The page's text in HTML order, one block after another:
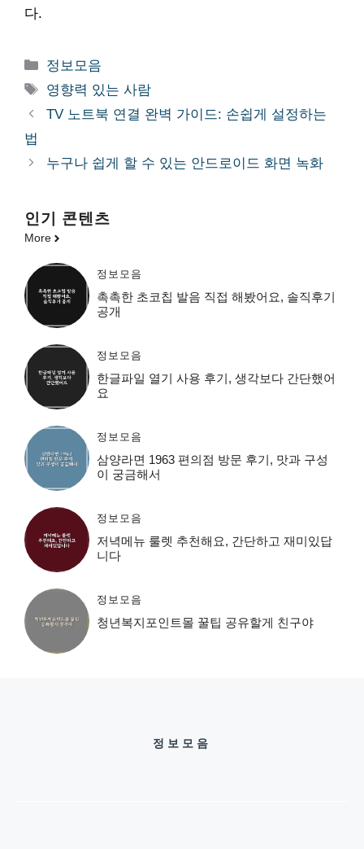
다.
카
테
리
정보모음
태
그
영향력 있는 사람
TV 노트북 연결 완벽 가이드: 손쉽게 설정하는
법
누구나 쉽게 할 수 있는 안드로이드 화면 녹화
인기 콘텐츠
More
정보모음
촉촉한 초코칩 발음 직접 해봤어요, 솔직후기
공개
정보모음
한글파일 열기 사용 후기, 생각보다 간단했어
요
정보모음
삼양라면 1963 편의점 방문 후기, 맛과 구성
이 궁금해서
정보모음
저녁메뉴 룰렛 추천해요, 간단하고 재미있답
니다
정보모음
청년복지포인트몰 꿀팁 공유할게 친구야
정보모음